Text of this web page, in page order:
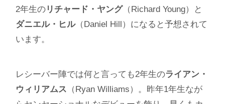
2年生の リチャード・ヤング（Richard Young）と
ダニエル・ヒル（Daniel Hill）になると予想されて
います。
レシーバー陣では何と言っても2年生のライアン・
ウィリアムス （Ryan Williams）。昨年1年生なが